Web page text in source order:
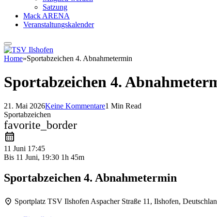
Satzung
Mack ARENA
Veranstaltungskalender
Home»Sportabzeichen 4. Abnahmetermin
Sportabzeichen 4.
21. Mai 2026Keine Kommentare1 Min Read
Sportabzeichen
favorite_border
11 Juni 17:45
Bis 11 Juni, 19:30 1h 45m
Sportabzeichen 4. Abnahmetermin
Sportplatz TSV Ilshofen Aspacher Straße 11, Ilshofen,